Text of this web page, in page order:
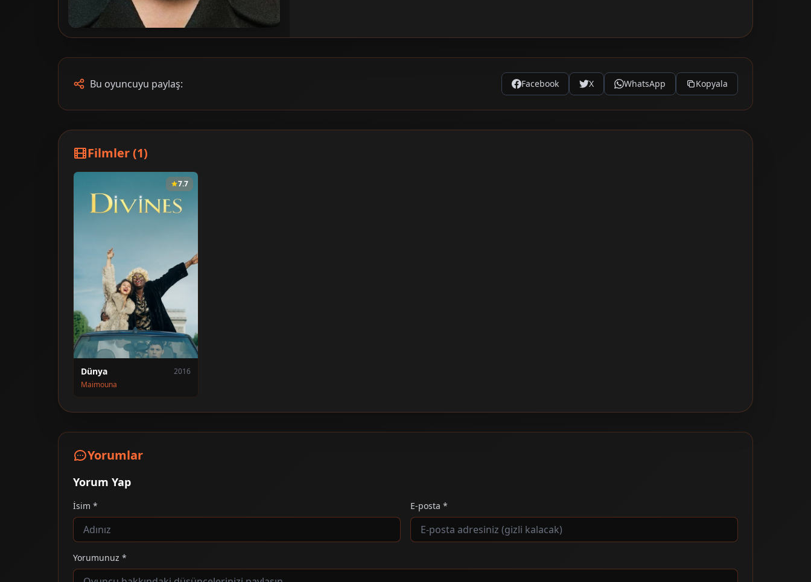
Bu oyuncuyu paylaş: Facebook X WhatsApp Kopyala
Filmler (1)
7.7
Dünya
2016
Maimouna
Yorumlar
Yorum Yap
İsim * E-posta *
Yorumunuz *